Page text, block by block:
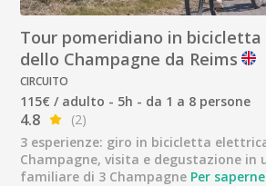
Tour pomeridiano in
dello Champagne da Reims
CIRCUITO
115€ / adulto - 5h - da 1 a 8 persone
4.8
(2)
3 esperienze: giro in bicicletta
Champagne, visita e degustazione in
familiare di 3 Champagne Per